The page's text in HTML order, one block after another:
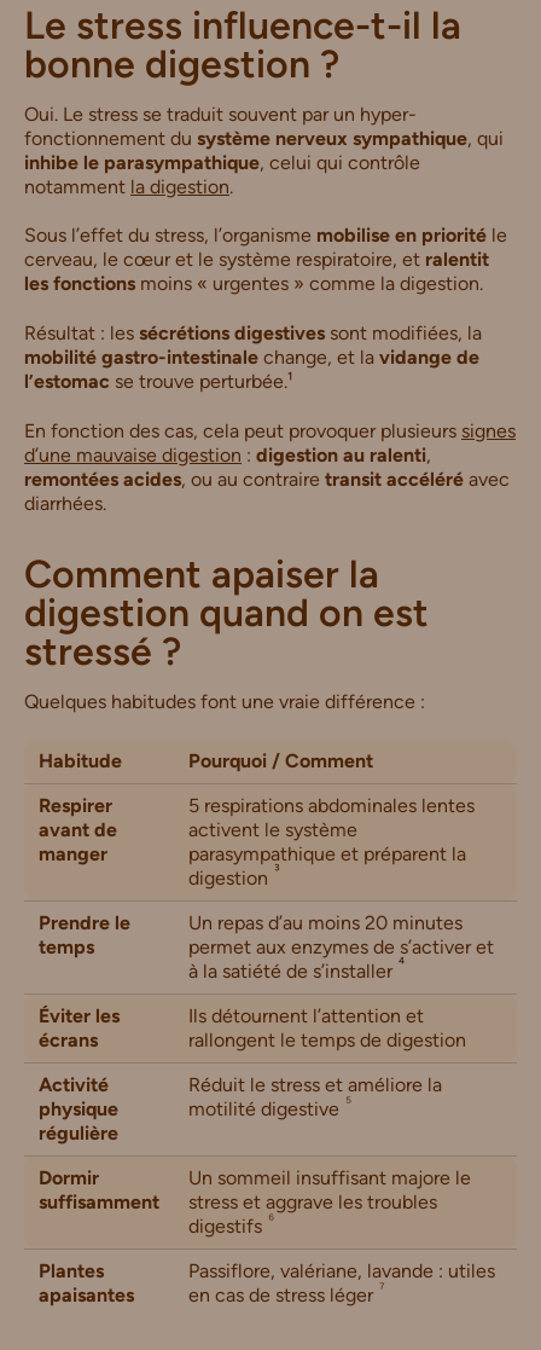
Le stress influence-t-il la
bonne digestion ?
Oui. Le stress se traduit souvent par un hyper-
fonctionnement du système nerveux sympathique, qui
inhibe le parasympathique, celui qui contrôle
notamment la digestion.
Sous l’effet du stress, l’organisme mobilise en priorité le
cerveau, le cœur et le système respiratoire, et ralentit
les fonctions moins « urgentes » comme la digestion.
Résultat : les sécrétions digestives sont modifiées, la
mobilité gastro-intestinale change, et la vidange de
l’estomac se trouve perturbée.¹
En fonction des cas, cela peut provoquer plusieurs signes
d’une mauvaise digestion : digestion au ralenti,
remontées acides, ou au contraire transit accéléré avec
diarrhées.
Comment apaiser la
digestion quand on est
stressé ?
Quelques habitudes font une vraie différence :
Habitude
Pourquoi / Comment
Respirer
avant de
manger
5 respirations abdominales lentes
activent le système
parasympathique et préparent la
digestion ³
Prendre le
temps
Un repas d’au moins 20 minutes
permet aux enzymes de s’activer et
à la satiété de s’installer ⁴
Éviter les
écrans
Ils détournent l’attention et
rallongent le temps de digestion
Activité
physique
régulière
Réduit le stress et améliore la
motilité digestive ⁵
Dormir
suffisamment
Un sommeil insuffisant majore le
stress et aggrave les troubles
digestifs ⁶
Plantes
apaisantes
Passiflore, valériane, lavande : utiles
en cas de stress léger ⁷